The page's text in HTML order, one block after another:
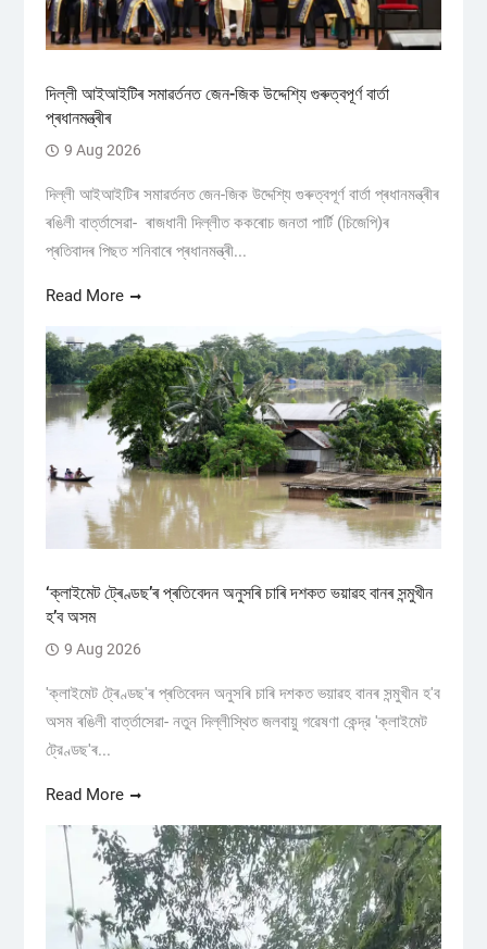
দিল্লী আইআইটিৰ সমাৱৰ্তনত জেন-জিক উদ্দেশ্যি গুৰুত্বপূৰ্ণ বাৰ্তা
প্ৰধানমন্ত্ৰীৰ
9 Aug 2026
দিল্লী আইআইটিৰ সমাৱৰ্তনত জেন-জিক উদ্দেশ্যি গুৰুত্বপূৰ্ণ বাৰ্তা প্ৰধানমন্ত্ৰীৰ
ৰঙিলী বাৰ্ত্তাসেৱা- ৰাজধানী দিল্লীত ককৰোচ জনতা পাৰ্টি (চিজেপি)ৰ
প্ৰতিবাদৰ পিছত শনিবাৰে প্ৰধানমন্ত্ৰী...
Read More
‘ক্লাইমেট ট্ৰেণ্ডছ’ৰ প্ৰতিবেদন অনুসৰি চাৰি দশকত ভয়াৱহ বানৰ সন্মুখীন
হ’ব অসম
9 Aug 2026
'ক্লাইমেট ট্ৰেণ্ডছ'ৰ প্ৰতিবেদন অনুসৰি চাৰি দশকত ভয়াৱহ বানৰ সন্মুখীন হ'ব
অসম ৰঙিলী বাৰ্ত্তাসেৱা- নতুন দিল্লীস্থিত জলবায়ু গৱেষণা কেন্দ্র 'ক্লাইমেট
ট্রেণ্ডছ'ৰ...
Read More